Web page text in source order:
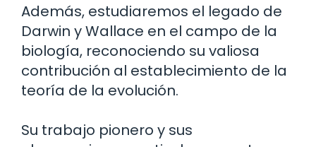
Además, estudiaremos el legado de
Darwin y Wallace en el campo de la
biología, reconociendo su valiosa
contribución al establecimiento de la
teoría de la evolución.
Su trabajo pionero y sus